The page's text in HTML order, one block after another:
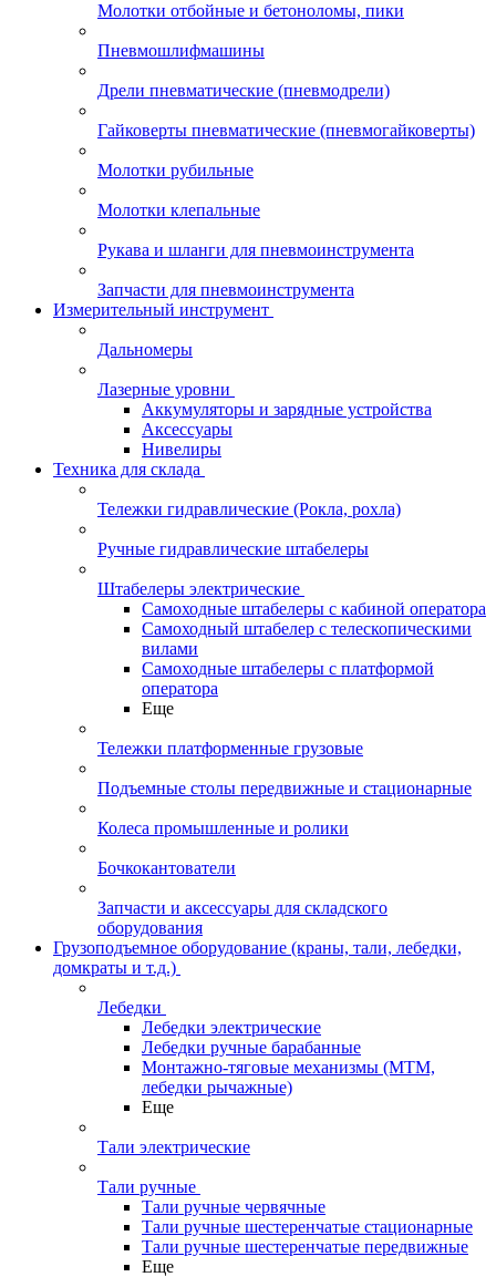
Молотки отбойные и бетоноломы, пики
Пневмошлифмашины
Дрели пневматические (пневмодрели)
Гайковерты пневматические (пневмогайковерты)
Молотки рубильные
Молотки клепальные
Рукава и шланги для пневмоинструмента
Запчасти для пневмоинструмента
Измерительный инструмент
Дальномеры
Лазерные уровни
Аккумуляторы и зарядные устройства
Аксессуары
Нивелиры
Техника для склада
Тележки гидравлические (Рокла, рохла)
Ручные гидравлические штабелеры
Штабелеры электрические
Самоходные штабелеры с кабиной оператора
Самоходный штабелер с телескопическими
вилами
Самоходные штабелеры с платформой
оператора
Еще
Тележки платформенные грузовые
Подъемные столы передвижные и стационарные
Колеса промышленные и ролики
Бочкокантователи
Запчасти и аксессуары для складского
оборудования
Грузоподъемное оборудование (краны, тали, лебедки,
домкраты и т.д.)
Лебедки
Лебедки электрические
Лебедки ручные барабанные
Монтажно-тяговые механизмы (МТМ,
лебедки рычажные)
Еще
Тали электрические
Тали ручные
Тали ручные червячные
Тали ручные шестеренчатые стационарные
Тали ручные шестеренчатые передвижные
Еще